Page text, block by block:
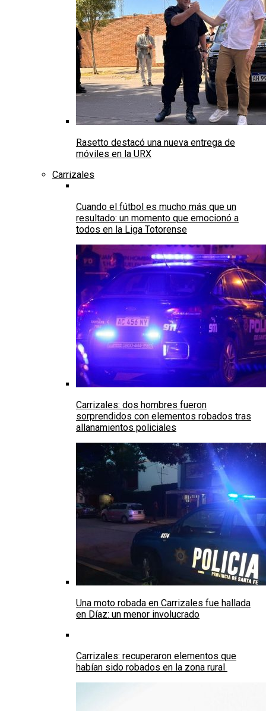
Rasetto destacó una nueva entrega de
móviles en la URX
Carrizales
Cuando el fútbol es mucho más que un
resultado: un momento que emocionó a
todos en la Liga Totorense
Carrizales: dos hombres fueron
sorprendidos con elementos robados tras
allanamientos policiales
Una moto robada en Carrizales fue hallada
en Díaz: un menor involucrado
Carrizales: recuperaron elementos que
habían sido robados en la zona rural